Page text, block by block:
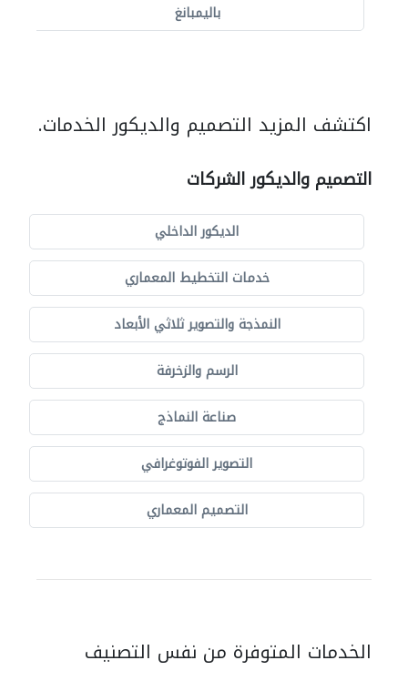
باليمبانغ
اكتشف المزيد التصميم والديكور الخدمات.
التصميم والديكور الشركات
الديكور الداخلي
خدمات التخطيط المعماري
النمذجة والتصوير ثلاثي الأبعاد
الرسم والزخرفة
صناعة النماذج
التصوير الفوتوغرافي
التصميم المعماري
الخدمات المتوفرة من نفس التصنيف